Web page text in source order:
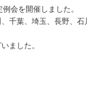
会を開催しました。
千葉、埼玉、長野、石
ました。